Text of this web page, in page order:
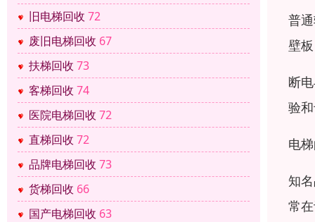
旧电梯回收 72
废旧电梯回收 67
扶梯回收 73
客梯回收 74
医院电梯回收 72
直梯回收 72
品牌电梯回收 73
货梯回收 66
国产电梯回收 63
普
壁
断
验
电
知
常